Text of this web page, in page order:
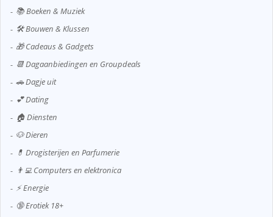
📚 Boeken & Muziek
🛠️ Bouwen & Klussen
🎁 Cadeaus & Gadgets
📆 Dagaanbiedingen en Groupdeals
🚗 Dagje uit
💕 Dating
🏠 Diensten
🐶 Dieren
💊 Drogisterijen en Parfumerie
👨‍💻 Computers en elektronica
⚡ Energie
🔞 Erotiek 18+